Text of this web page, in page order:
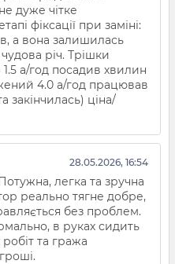
дуже чітке
фіксації при заміні:
а вона залишилась
річ. Трішки
а/год посадив хвилин
4.0 а/год працював
закінчилась) ціна/
28.05.2026, 16:54
легка та зручна
реально тягне добре,
без проблем.
в руках сидить
та гража